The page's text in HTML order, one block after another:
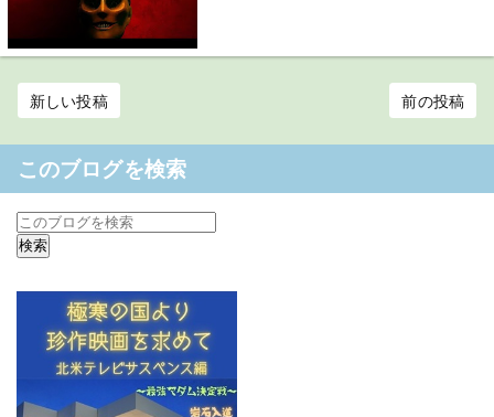
新しい投稿 前の投稿
このブログを検索